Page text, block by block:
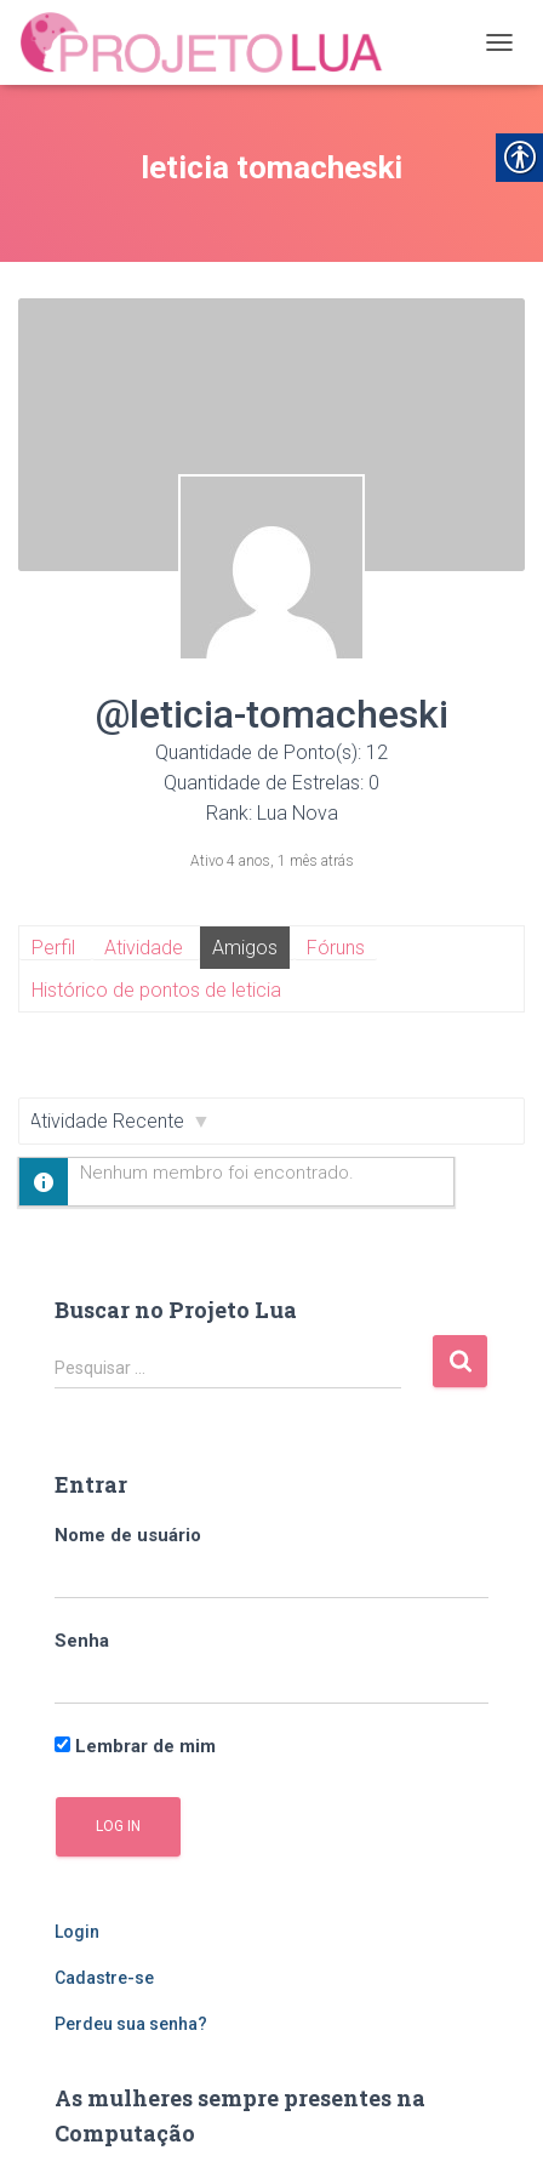
leticia tomacheski
@leticia-tomacheski
Quantidade de Ponto(s): 12
Quantidade de Estrelas: 0
Rank: Lua Nova
Ativo 4 anos, 1 mês atrás
Perfil Atividade Amigos
Fóruns
Histórico de pontos de leticia
Nenhum membro foi encontrado.
Buscar no Projeto Lua
P
e
i
a
p
r
Pesquisar …
Entrar
Nome de usuário
Senha
Lembrar de mim
Login
Cadastre-se
Perdeu sua senha?
As mulheres sempre presentes na
Computação